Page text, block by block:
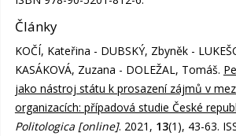
Články
KOČÍ, Kateřina - DUBSKÝ, Zbyněk -
KASÁKOVÁ, Zuzana - DOLEŽAL, Tomáš.
jako nástroj státu k prosazení zájmů v
organizacích: případová studie České
Politologica [online]. 2021, 13(1), 43-63.